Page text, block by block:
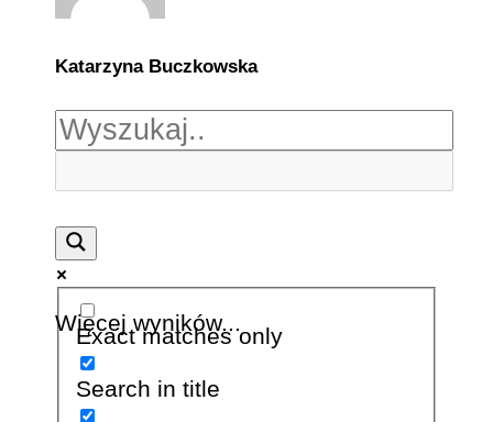
Katarzyna Buczkowska
Więcej wyników...
Exact matches only
Search in title